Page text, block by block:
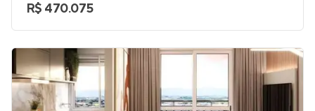
R$ 470.075